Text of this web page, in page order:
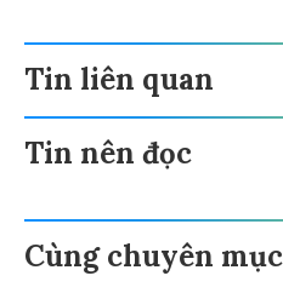
Tin liên quan
Tin nên đọc
Cùng chuyên mục